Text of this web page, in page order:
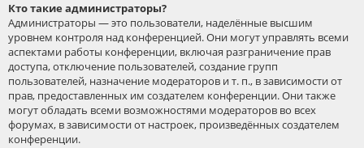
Кто такие администраторы?
Администраторы — это пользователи, наделённые высшим
уровнем контроля над конференцией. Они могут управлять всеми
аспектами работы конференции, включая разграничение прав
доступа, отключение пользователей, создание групп
пользователей, назначение модераторов и т. п., в зависимости от
прав, предоставленных им создателем конференции. Они также
могут обладать всеми возможностями модераторов во всех
форумах, в зависимости от настроек, произведённых создателем
конференции.